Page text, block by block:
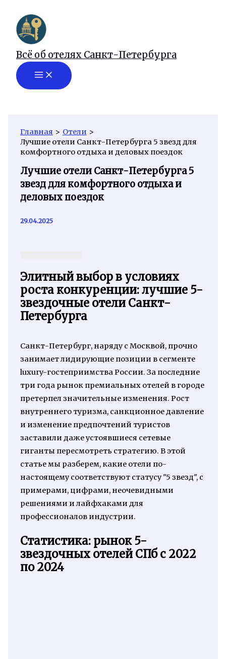
содержимому
Всё об отелях Санкт-Петербурга
Главная
Отели
Лучшие отели Санкт-Петербурга 5 звезд для
комфортного отдыха и деловых поездок
Лучшие отели Санкт-Петербурга 5
звезд для комфортного отдыха и
деловых поездок
29.04.2025
Элитный выбор в условиях
роста конкуренции: лучшие 5-
звездочные отели Санкт-
Петербурга
Санкт-Петербург, наряду с Москвой, прочно
занимает лидирующие позиции в сегменте
luxury-гостеприимства России. За последние
три года рынок премиальных отелей в городе
претерпел значительные изменения. Рост
внутреннего туризма, санкционное давление
и изменение предпочтений туристов
заставили даже устоявшиеся сетевые
гиганты пересмотреть стратегию. В этой
статье мы разберем, какие отели по-
настоящему соответствуют статусу "5 звезд", с
примерами, цифрами, неочевидными
решениями и лайфхаками для
профессионалов индустрии.
Статистика: рынок 5-
звездочных отелей СПб с 2022
по 2024